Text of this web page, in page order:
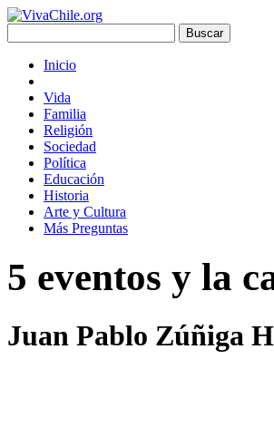
Inicio
Vida
Familia
Religión
Sociedad
Política
Educación
Historia
Arte y Cultura
Más Preguntas
5 eventos y la
Juan Pablo Zúñiga